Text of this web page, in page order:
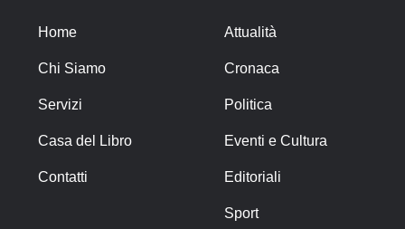
Home
Chi Siamo
Servizi
Casa del Libro
Contatti
Attualità
Cronaca
Politica
Eventi e Cultura
Editoriali
Sport